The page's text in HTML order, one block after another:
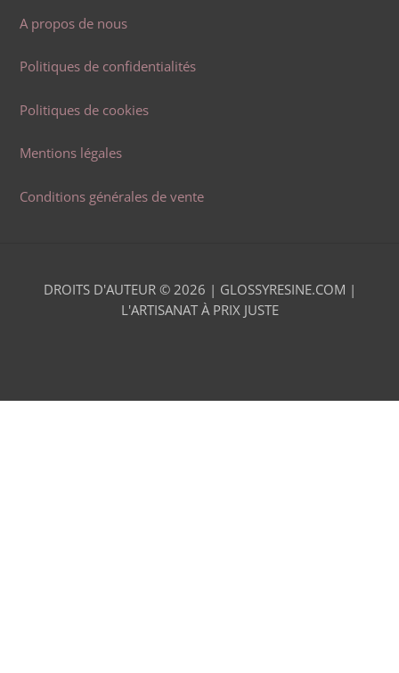
A propos de nous
Politiques de confidentialités
Politiques de cookies
Mentions légales
Conditions générales de vente
DROITS D'AUTEUR © 2026 | GLOSSYRESINE.COM |
L'ARTISANAT À PRIX JUSTE